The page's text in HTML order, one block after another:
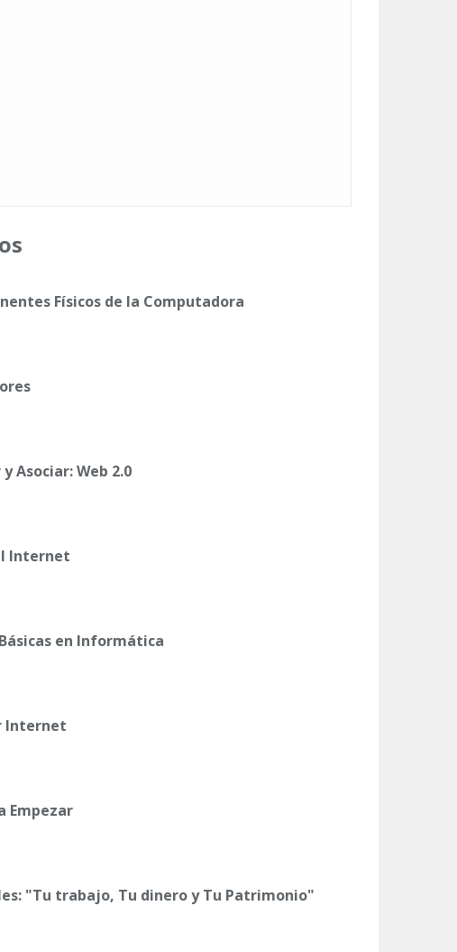
Físicos de la Computadora
Asociar: Web 2.0
Internet
en Informática
Internet
Empezar
"Tu trabajo, Tu dinero y Tu Patrimonio"